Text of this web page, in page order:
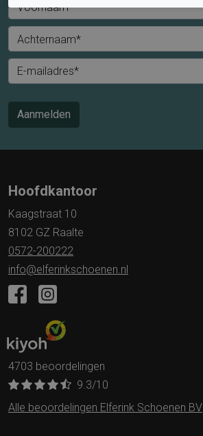
Voornaam*
Achternaam*
E-mailadres*
Aanmelden
Hoofdkantoor
Kaagstraat 10
8102 GZ Raalte
0572-200222
info@elferinkschoenen.nl
4703 beoordelingen
9.3/10
Alle beoordelingen Elferink Schoenen BV